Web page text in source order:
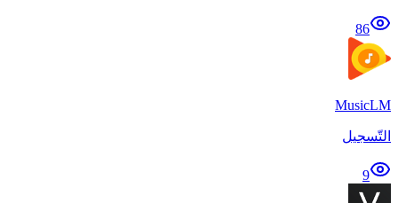
86
MusicLM
التّسجيل
9